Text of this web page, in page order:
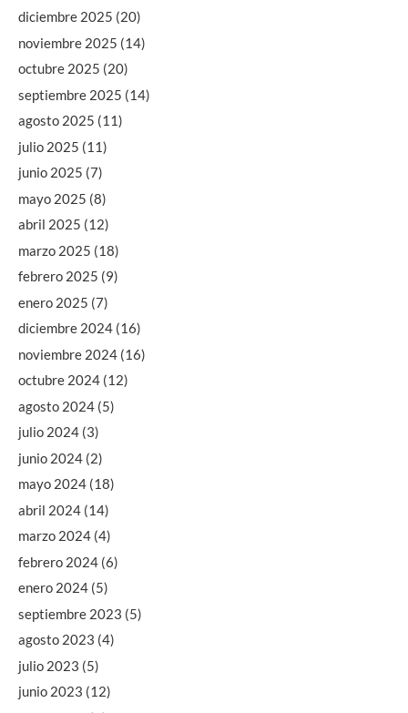
diciembre 2025 (20)
noviembre 2025 (14)
octubre 2025 (20)
septiembre 2025 (14)
agosto 2025 (11)
julio 2025 (11)
junio 2025 (7)
mayo 2025 (8)
abril 2025 (12)
marzo 2025 (18)
febrero 2025 (9)
enero 2025 (7)
diciembre 2024 (16)
noviembre 2024 (16)
octubre 2024 (12)
agosto 2024 (5)
julio 2024 (3)
junio 2024 (2)
mayo 2024 (18)
abril 2024 (14)
marzo 2024 (4)
febrero 2024 (6)
enero 2024 (5)
septiembre 2023 (5)
agosto 2023 (4)
julio 2023 (5)
junio 2023 (12)